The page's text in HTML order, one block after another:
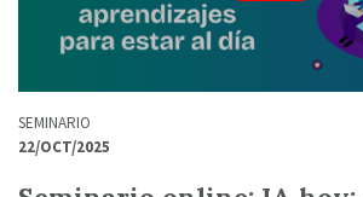
SEMINARIO
22/OCT/2025